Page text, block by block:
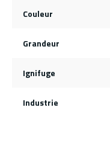
Couleur
Grandeur
Ignifuge
Industrie